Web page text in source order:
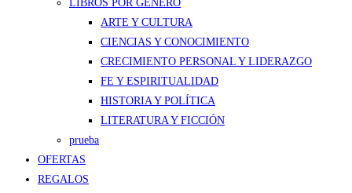
LIBROS POR GÉNERO
ARTE Y CULTURA
CIENCIAS Y CONOCIMIENTO
CRECIMIENTO PERSONAL Y LIDERAZGO
FE Y ESPIRITUALIDAD
HISTORIA Y POLÍTICA
LITERATURA Y FICCIÓN
prueba
OFERTAS
REGALOS